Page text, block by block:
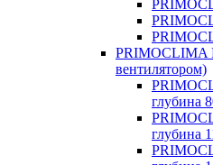
PRIMOCLIMA
вентилятором)
глубина
глубина